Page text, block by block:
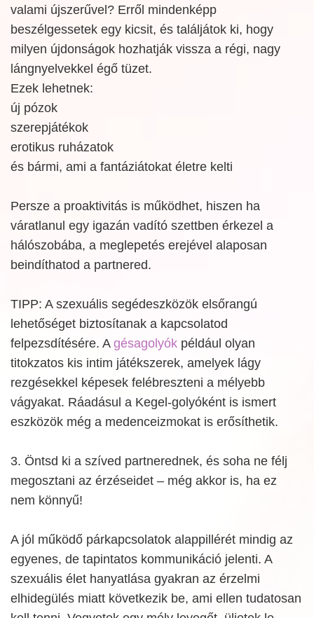
valami újszerűvel? Erről mindenképp
beszélgessetek egy kicsit, és találjátok ki, hogy
milyen újdonságok hozhatják vissza a régi, nagy
lángnyelvekkel égő tüzet.
Ezek lehetnek:
új pózok
szerepjátékok
erotikus ruházatok
és bármi, ami a fantáziátokat életre kelti
Persze a proaktivitás is működhet, hiszen ha
váratlanul egy igazán vadító szettben érkezel a
hálószobába, a meglepetés erejével alaposan
beindíthatod a partnered.
TIPP: A szexuális segédeszközök elsőrangú
lehetőséget biztosítanak a kapcsolatod
felpezsdítésére. A gésagolyók például olyan
titokzatos kis intim játékszerek, amelyek lágy
rezgésekkel képesek felébreszteni a mélyebb
vágyakat. Ráadásul a Kegel-golyóként is ismert
eszközök még a medenceizmokat is erősíthetik.
3. Öntsd ki a szíved partnerednek, és soha ne félj
megosztani az érzéseidet – még akkor is, ha ez
nem könnyű!
A jól működő párkapcsolatok alappillérét mindig az
egyenes, de tapintatos kommunikáció jelenti. A
szexuális élet hanyatlása gyakran az érzelmi
elhidegülés miatt következik be, ami ellen tudatosan